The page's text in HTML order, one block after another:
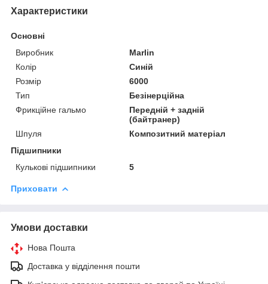
Характеристики
Основні
Виробник
Marlin
Колір
Синій
Розмір
6000
Тип
Безінерційна
Фрикційне гальмо
Передній + задній
(байтранер)
Шпуля
Композитний матеріал
Підшипники
Кулькові підшипники
5
Приховати
Умови доставки
Нова Пошта
Доставка у відділення пошти